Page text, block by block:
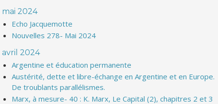
mai 2024
Echo Jacquemotte
Nouvelles 278- Mai 2024
avril 2024
Argentine et éducation permanente
Austérité, dette et libre-échange en Argentine et en Europe.
De troublants parallélismes.
Marx, à mesure- 40 : K. Marx, Le Capital (2), chapitres 2 et 3